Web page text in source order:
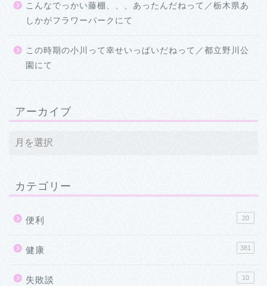
こんなでっかい藤棚、、、あったんだねって／栃木県あ
しかがフラワーパークにて
この時期の小川って幸せいっぱいだねって／都立野川公
園にて
アーカイブ
カテゴリー
便利 20
健康 381
失敗談 10